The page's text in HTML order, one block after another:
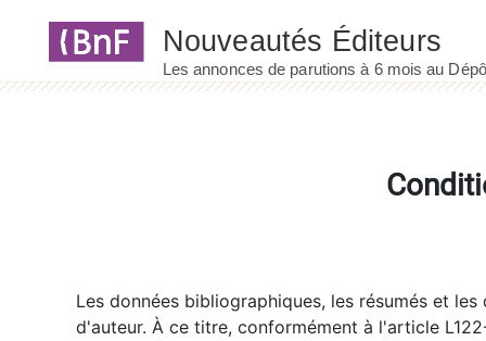
Les données bibliographiques, les résumés et
d'auteur. À ce titre, conformément à l'article